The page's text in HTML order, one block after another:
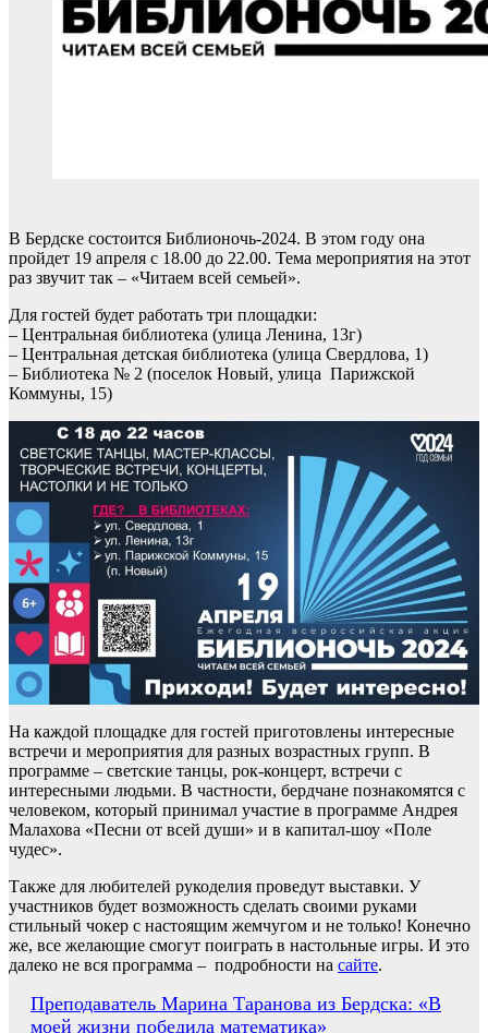
В Бердске состоится Библионочь-2024. В этом году она
пройдет 19 апреля с 18.00 до 22.00. Тема мероприятия на этот
раз звучит так – «Читаем всей семьей».
Для гостей будет работать три площадки:
– Центральная библиотека (улица Ленина, 13г)
– Центральная детская библиотека (улица Свердлова, 1)
– Библиотека № 2 (поселок Новый, улица Парижской
Коммуны, 15)
На каждой площадке для гостей приготовлены интересные
встречи и мероприятия для разных возрастных групп. В
программе – светские танцы, рок-концерт, встречи с
интересными людьми. В частности, бердчане познакомятся с
человеком, который принимал участие в программе Андрея
Малахова «Песни от всей души» и в капитал-шоу «Поле
чудес».
Также для любителей рукоделия проведут выставки. У
участников будет возможность сделать своими руками
стильный чокер с настоящим жемчугом и не только! Конечно
же, все желающие смогут поиграть в настольные игры. И это
далеко не вся программа – подробности на сайте.
Навигация
Преподаватель Марина Таранова из Бердска: «В
моей жизни победила математика»